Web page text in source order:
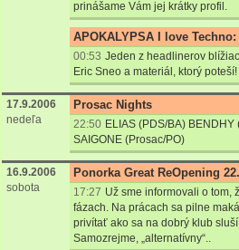
prinášame Vám jej krátky profil.
APOKALYPSA I love
00:53 Jeden z headlinerov
Eric Sneo a materiál, ktorý
17.9.2006
nedeľa
Prosac Nights
22:50 ELIAS (PDS/BA)
SAIGONE (Prosac/PO)
16.9.2006
sobota
Ponorka Great ReOpening
17:27 Už sme informovali o tom,
fázach. Na prácach sa pilne
privítať ako sa na dobrý klub
Samozrejme, „alternatívny“..